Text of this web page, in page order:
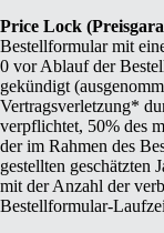
Price Lock
Bestellformular mit
0 vor Ablauf der
gekündigt
Vertragsverletzung*
verpflichtet, 50% des
der im Rahmen des
gestellten geschätzten
mit der Anzahl der
Bestellformular-